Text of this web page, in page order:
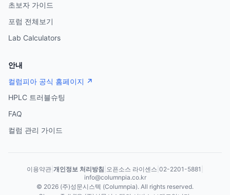
초보자 가이드
포럼 전체보기
Lab Calculators
안내
컬럼피아 공식 홈페이지 ↗
HPLC 트러블슈팅
FAQ
컬럼 관리 가이드
이용약관 개인정보 처리방침 오픈소스 라이센스 02-2201-5881
info@columnpia.co.kr
© 2026 (주)성문시스텍 (Columnpia). All rights reserved.